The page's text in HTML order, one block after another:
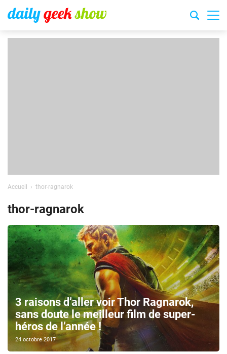
Accueil thor-ragnarok
thor-ragnarok
3 raisons d’aller voir Thor Ragnarok,
sans doute le meilleur film de super-
héros de l’année !
24 octobre 2017